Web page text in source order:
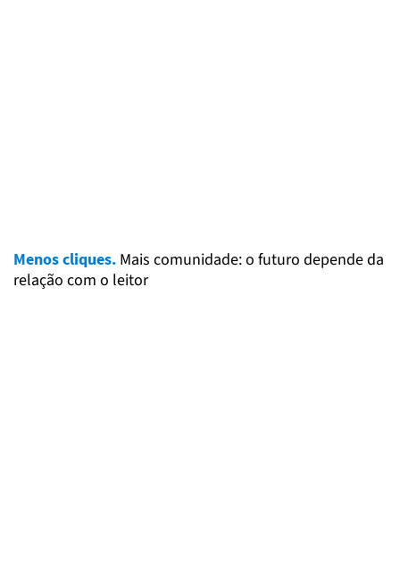
Menos cliques. Mais comunidade: o futuro depende da
relação com o leitor